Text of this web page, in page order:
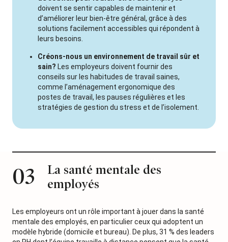
doivent se sentir capables de maintenir et
d’améliorer leur bien-être général, grâce à des
solutions facilement accessibles qui répondent à
leurs besoins.
Créons-nous un environnement de travail sûr et
sain? Les employeurs doivent fournir des
conseils sur les habitudes de travail saines,
comme l’aménagement ergonomique des
postes de travail, les pauses régulières et les
stratégies de gestion du stress et de l’isolement.
03
La santé mentale des
employés
Les employeurs ont un rôle important à jouer dans la santé
mentale des employés, en particulier ceux qui adoptent un
modèle hybride (domicile et bureau). De plus, 31 % des leaders